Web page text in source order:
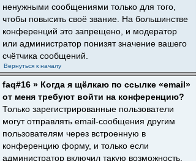
ненужными сообщениями только для того,
чтобы повысить своё звание. На большинстве
конференций это запрещено, и модератор
или администратор понизят значение вашего
счётчика сообщений.
Вернуться к началу
faq#16 » Когда я щёлкаю по ссылке «email»
от меня требуют войти на конференцию?
Только зарегистрированные пользователи
могут отправлять email-сообщения другим
пользователям через встроенную в
конференцию форму, и только если
администратор включил такую возможность.